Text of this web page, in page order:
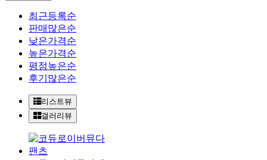
최근등록순
판매많은순
낮은가격순
높은가격순
평점높은순
후기많은순
리스트뷰
갤러리뷰